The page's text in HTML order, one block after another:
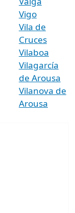
Vigo
Vila de
Cruces
Vilaboa
Vilagarcía
de Arousa
Vilanova de
Arousa